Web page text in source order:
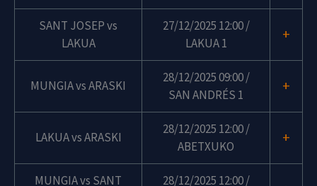
SANT JOSEP vs
LAKUA
27/12/2025 12:00 /
LAKUA 1
+
MUNGIA vs ARASKI
28/12/2025 09:00 /
SAN ANDRÉS 1
+
LAKUA vs ARASKI
28/12/2025 12:00 /
ABETXUKO
+
MUNGIA vs SANT
28/12/2025 12:00 /